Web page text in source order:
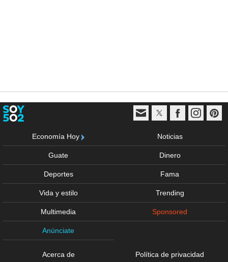
Economía Hoy Noticias
Guate Dinero
Deportes Fama
Vida y estilo Trending
Multimedia Sponsored
Anúnciate
Acerca de Política de privacidad